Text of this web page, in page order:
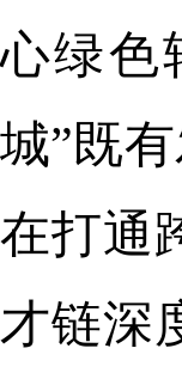
心绿色
城”既
在打通
才链深